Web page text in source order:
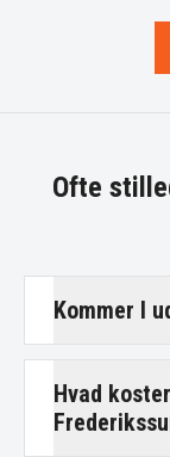
Ofte
Kommer I
Hvad